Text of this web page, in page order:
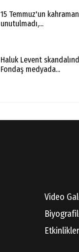
15 Temmuz'un
unutulmadı,...
Haluk Levent
Fondaş medyada...
Video
Etkinlikler